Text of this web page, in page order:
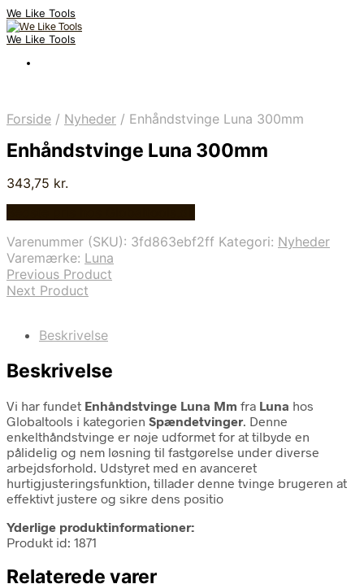
We Like Tools
We Like Tools
Forside / Nyheder / Enhåndstvinge Luna 300mm
Enhåndstvinge Luna 300mm
343,75 kr.
Varenummer (SKU): 3fd863ebf2ff Kategori: Nyheder
Varemærke: Luna
Previous Product
Next Product
Beskrivelse
Beskrivelse
Vi har fundet Enhåndstvinge Luna Mm fra Luna hos
Globaltools i kategorien Spændetvinger. Denne
enkelthåndstvinge er nøje udformet for at tilbyde en
pålidelig og nem løsning til fastgørelse under diverse
arbejdsforhold. Udstyret med en avanceret
hurtigjusteringsfunktion, tillader denne tvinge brugeren at
effektivt justere og sikre dens positio
Yderlige produktinformationer:
Produkt id: 1871
Relaterede varer